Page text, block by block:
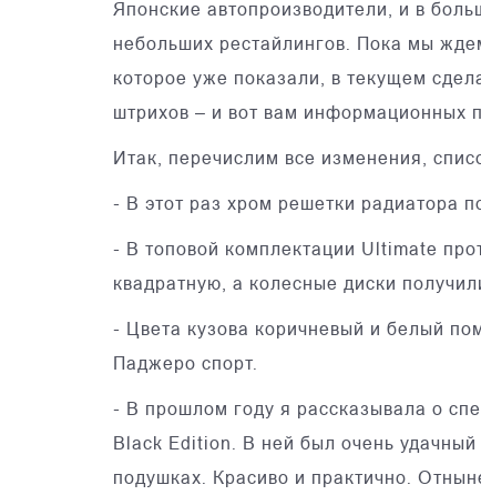
Японские автопроизводители, и в
небольших рестайлингов. Пока мы
которое уже показали, в текущем
штрихов – и вот вам информационных
Итак, перечислим все изменения,
- В этот раз хром решетки радиатора
- В топовой комплектации Ultimate
квадратную, а колесные диски
- Цвета кузова коричневый и белый
Паджеро спорт.
- В прошлом году я рассказывала о
Black Edition. В ней был очень
подушках. Красиво и практично.